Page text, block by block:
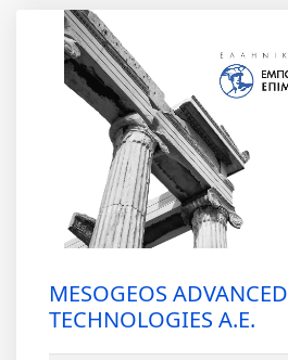
MESOGEOS ADVANCED
TECHNOLOGIES Α.Ε.